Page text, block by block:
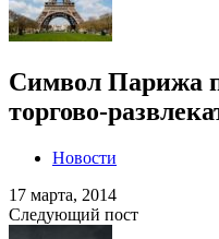
Символ Парижа
торгово-
Новости
17 марта, 2014
Следующий пост